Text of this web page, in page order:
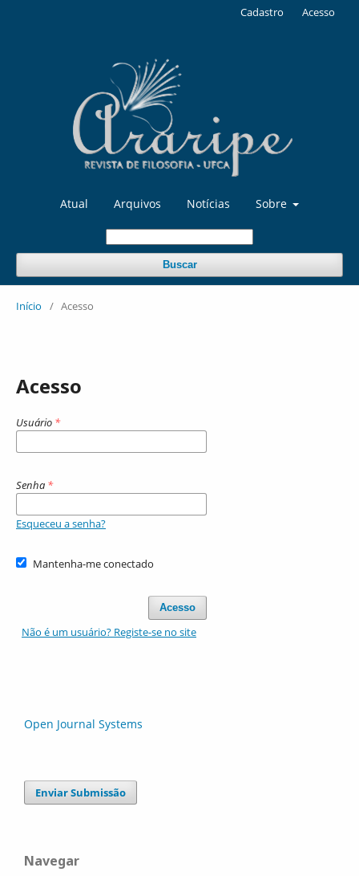
Atual Arquivos Notícias Sobre
Buscar
Cadastro Acesso
Início / Acesso
Acesso
Usuário *
Senha *
Esqueceu a senha?
Mantenha-me conectado
Acesso
Não é um usuário? Registe-se no site
Open Journal Systems
Enviar Submissão
Navegar